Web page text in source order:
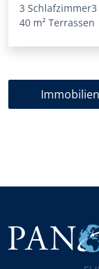
3 Schlafzimmer
40 m² Terrassen